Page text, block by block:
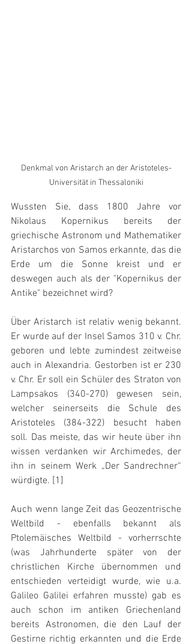
Denkmal von Aristarch an der Aristoteles-
Universität in Thessaloniki
Wussten Sie, dass 1800 Jahre vor
Nikolaus Kopernikus bereits der
griechische Astronom und Mathematiker
Aristarchos von Samos erkannte, das die
Erde um die Sonne kreist und er
deswegen auch als der "Kopernikus der
Antike" bezeichnet wird?
Über Aristarch ist relativ wenig bekannt.
Er wurde auf der Insel Samos 310 v. Chr.
geboren und lebte zumindest zeitweise
auch in Alexandria. Gestorben ist er 230
v. Chr. Er soll ein Schüler des Straton von
Lampsakos (340-270) gewesen sein,
welcher seinerseits die Schule des
Aristoteles (384-322) besucht haben
soll. Das meiste, das wir heute über ihn
wissen verdanken wir Archimedes, der
ihn in seinem Werk „Der Sandrechner“
würdigte. [1]
Auch wenn lange Zeit das Geozentrische
Weltbild - ebenfalls bekannt als
Ptolemäisches Weltbild - vorherrschte
(was Jahrhunderte später von der
christlichen Kirche übernommen und
entschieden verteidigt wurde, wie u.a.
Galileo Galilei erfahren musste) gab es
auch schon im antiken Griechenland
bereits Astronomen, die den Lauf der
Gestirne richtig erkannten und die Erde